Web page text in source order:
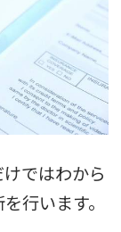
ではわから
行います。